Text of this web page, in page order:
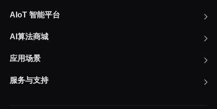
AIoT 智能平台
AI算法商城
应用场景
服务与支持